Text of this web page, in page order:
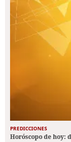
PREDICCIONES
Horóscopo de hoy: